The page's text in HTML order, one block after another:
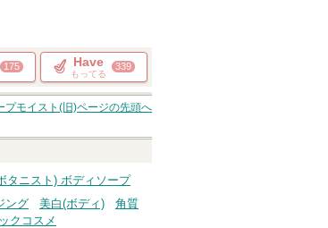
175 Have
もってる
339
プモイスト(旧)ページの先頭へ
タニスト) ボディソープ
ング 美白(ボディ)
角質
クコスメ